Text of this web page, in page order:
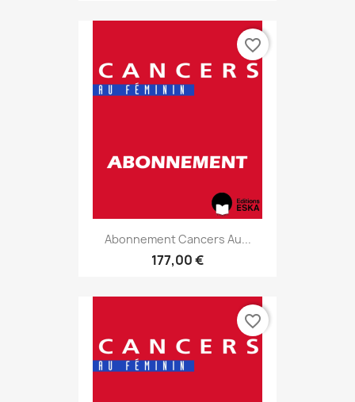
Abonnement Cancers Au...
177,00 €
favorite_border
favorite_border